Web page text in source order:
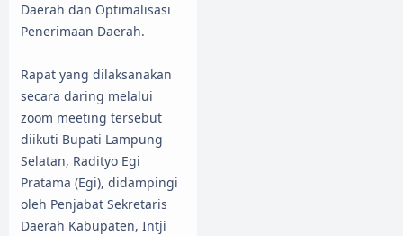
Daerah dan Optimalisasi
Penerimaan Daerah.
Rapat yang dilaksanakan
secara daring melalui
zoom meeting tersebut
diikuti Bupati Lampung
Selatan, Radityo Egi
Pratama (Egi), didampingi
oleh Penjabat Sekretaris
Daerah Kabupaten, Intji